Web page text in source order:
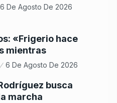
6 De Agosto De 2026
«Frigerio hace
mientras
6 De Agosto De 2026
busca
marcha